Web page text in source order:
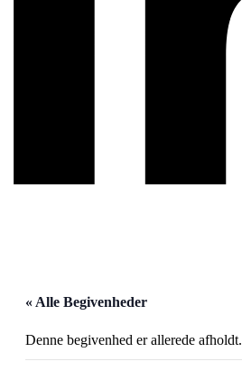
« Alle Begivenheder
Denne begivenhed er allerede afholdt.